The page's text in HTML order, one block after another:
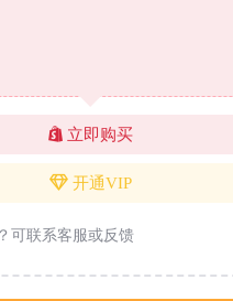
立即购买
开通VIP
可联系客服或反馈